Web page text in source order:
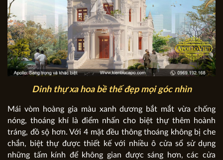
Dinh thự xa hoa bề thế đẹp mọi góc nhìn
Mái vòm hoàng gia màu xanh dương bắt mắt vừa chống
nóng, thoáng khí là điểm nhấn cho biệt thự thêm hoành
tráng, đồ sộ hơn. Với 4 mặt đều thông thoáng không bị che
chắn, biệt thự được thiết kế với nhiều ô cửa sổ sử dụng
những tấm kính để không gian được sáng hơn, các cửa